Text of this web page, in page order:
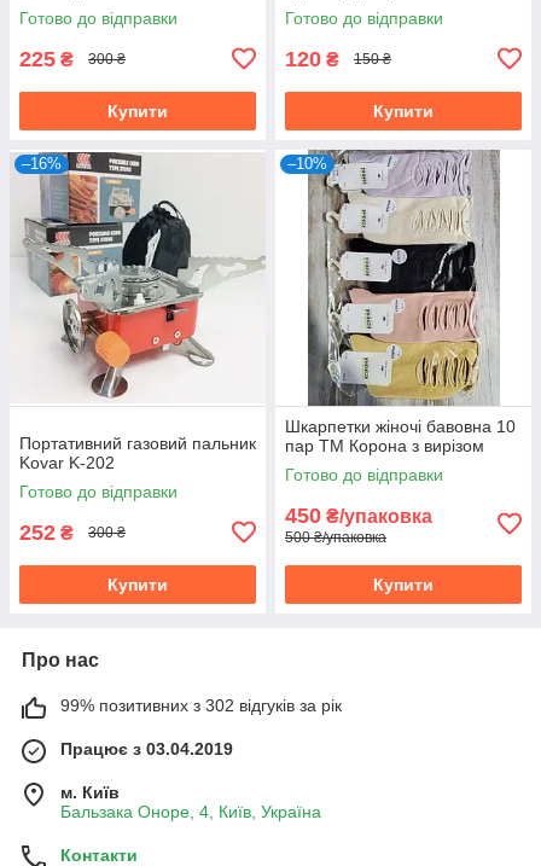
Готово до відправки
225 ₴ 300 ₴
Купити
Готово до відправки
120 ₴ 150 ₴
Купити
–16%
Портативний газовий пальник
Kovar K-202
Готово до відправки
252 ₴ 300 ₴
Купити
–10%
Шкарпетки жіночі бавовна 10
пар ТМ Корона з вирізом
Готово до відправки
450 ₴/упаковка
500 ₴/упаковка
Купити
Про нас
99% позитивних з 302 відгуків за рік
Працює з 03.04.2019
м. Київ
Бальзака Оноре, 4, Київ, Україна
Контакти